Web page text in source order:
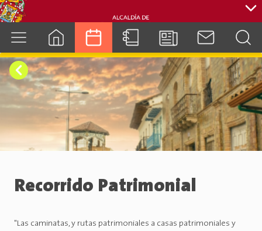
cuenca.gob.ec
Recorrido Patrimonial
"Las caminatas, y rutas patrimoniales a casas patrimoniales y